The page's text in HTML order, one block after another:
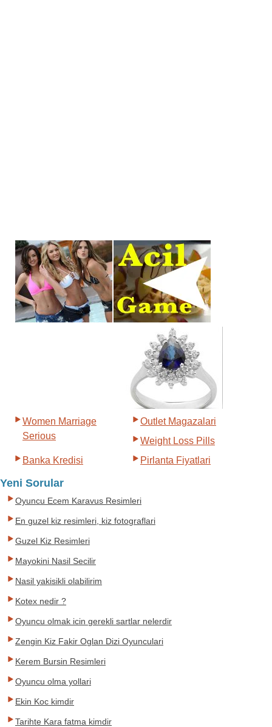
Women Marriage
Serious
Outlet Magazalari
Weight Loss Pills
Banka Kredisi
Pirlanta Fiyatlari
Yeni Sorular
Oyuncu Ecem Karavus Resimleri
En guzel kiz resimleri, kiz fotograflari
Guzel Kiz Resimleri
Mayokini Nasil Secilir
Nasil yakisikli olabilirim
Kotex nedir ?
Oyuncu olmak icin gerekli sartlar nelerdir
Zengin Kiz Fakir Oglan Dizi Oyunculari
Kerem Bursin Resimleri
Oyuncu olma yollari
Ekin Koc kimdir
Tarihte Kara fatma kimdir